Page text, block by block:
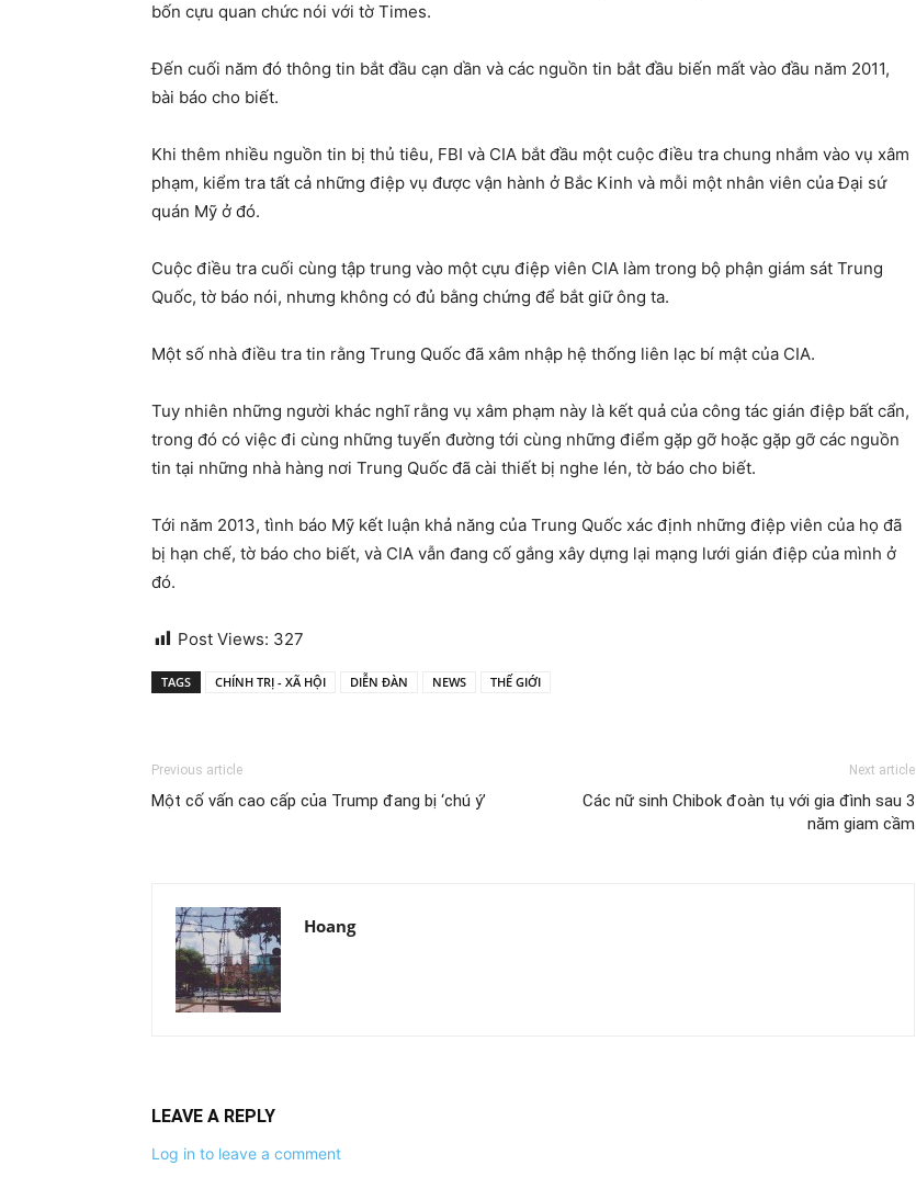
bốn cựu quan chức nói với tờ Times.
Đến cuối năm đó thông tin bắt đầu cạn dần và các nguồn tin bắt đầu biến mất vào đầu năm 2011,
bài báo cho biết.
Khi thêm nhiều nguồn tin bị thủ tiêu, FBI và CIA bắt đầu một cuộc điều tra chung nhắm vào vụ xâm
phạm, kiểm tra tất cả những điệp vụ được vận hành ở Bắc Kinh và mỗi một nhân viên của Đại sứ
quán Mỹ ở đó.
Cuộc điều tra cuối cùng tập trung vào một cựu điệp viên CIA làm trong bộ phận giám sát Trung
Quốc, tờ báo nói, nhưng không có đủ bằng chứng để bắt giữ ông ta.
Một số nhà điều tra tin rằng Trung Quốc đã xâm nhập hệ thống liên lạc bí mật của CIA.
Tuy nhiên những người khác nghĩ rằng vụ xâm phạm này là kết quả của công tác gián điệp bất cẩn,
trong đó có việc đi cùng những tuyến đường tới cùng những điểm gặp gỡ hoặc gặp gỡ các nguồn
tin tại những nhà hàng nơi Trung Quốc đã cài thiết bị nghe lén, tờ báo cho biết.
Tới năm 2013, tình báo Mỹ kết luận khả năng của Trung Quốc xác định những điệp viên của họ đã
bị hạn chế, tờ báo cho biết, và CIA vẫn đang cố gắng xây dựng lại mạng lưới gián điệp của mình ở
đó.
Post Views: 327
TAGS CHÍNH TRỊ - XÃ HỘI DIỄN ĐÀN NEWS THẾ GIỚI
Previous article
Một cố vấn cao cấp của Trump đang bị ‘chú ý’
Next article
Các nữ sinh Chibok đoàn tụ với gia đình sau 3
năm giam cầm
Hoang
LEAVE A REPLY
Log in to leave a comment